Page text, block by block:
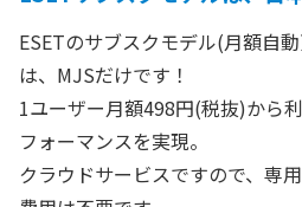
ESETのサブスクモデル(月額自
は、MJSだけです！
1ユーザー月額498円(税抜)から
フォーマンスを実現。
クラウドサービスですので、専